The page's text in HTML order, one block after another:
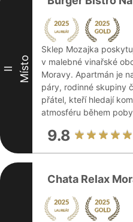
II Místo
Sklep Mozajka
v malebné vinařské
Moravy. Apartmán je
páry, rodinné skupiny
přátel, kteří hledají
atmosféru během
9.8
Chata Relax